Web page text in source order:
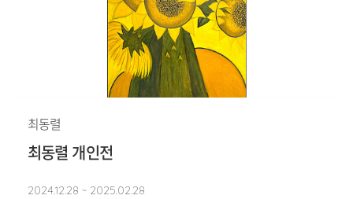
최동렬
최동렬 개인전
2024.12.28 ~ 2025.02.28